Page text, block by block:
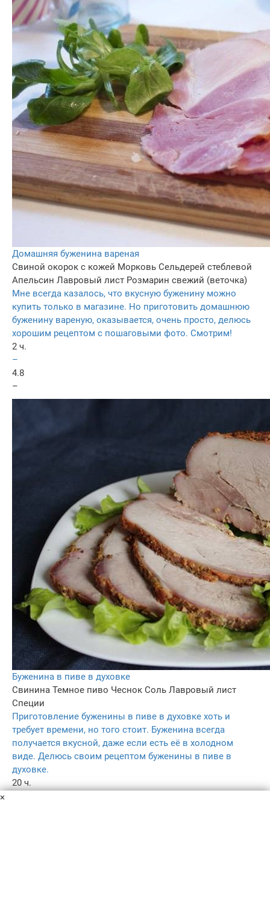
Домашняя буженина вареная
Свиной окорок с кожей Морковь Сельдерей стеблевой
Апельсин Лавровый лист Розмарин свежий (веточка)
Мне всегда казалось, что вкусную буженину можно
купить только в магазине. Но приготовить домашнюю
буженину вареную, оказывается, очень просто, делюсь
хорошим рецептом с пошаговыми фото. Смотрим!
2 ч.
–
4.8
–
Буженина в пиве в духовке
Свинина Темное пиво Чеснок Соль Лавровый лист
Специи
Приготовление буженины в пиве в духовке хоть и
требует времени, но того стоит. Буженина всегда
получается вкусной, даже если есть её в холодном
виде. Делюсь своим рецептом буженины в пиве в
духовке.
20 ч.
×